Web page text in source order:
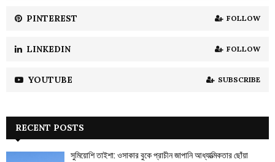
PINTEREST FOLLOW
LINKEDIN FOLLOW
YOUTUBE SUBSCRIBE
RECENT POSTS
সুমিয়োশি তাইশা: ওসাকার বুকে প্রাচীন জাপানি আধ্যাত্মিকতার ছোঁয়া